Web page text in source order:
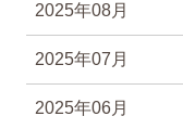
2025年08月
2025年07月
2025年06月